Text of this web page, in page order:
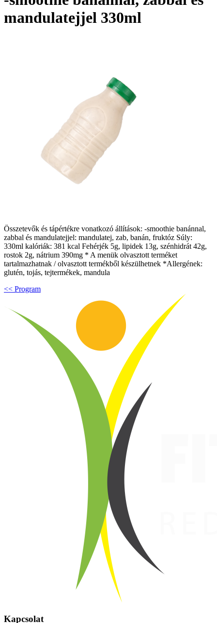
mandulatejjel 330ml
Összetevők és tápértékre vonatkozó állítások: -smoothie banánnal,
zabbal és mandulatejjel: mandulatej, zab, banán, fruktóz Súly:
330ml kalóriák: 381 kcal Fehérjék 5g, lipidek 13g, szénhidrát 42g,
rostok 2g, nátrium 390mg * A menük olvasztott terméket
tartalmazhatnak / olvasztott termékből készülhetnek *Allergének:
glutén, tojás, tejtermékek, mandula
<< Program
Kapcsolat